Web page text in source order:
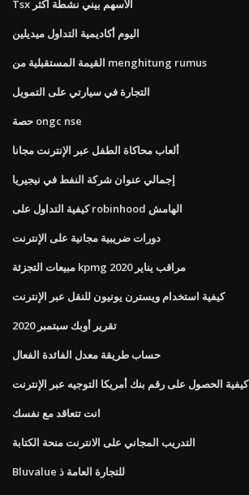
Tsx الأسهم بيني نشطة أكثر
اليوم أكاديمية التداول ميديلين
القيمة المستقبلية من menghitung rumus
التجارة في سيارتي على التمويل
حصة ongc nse
ألعاب محاكاة الطفل عبر الإنترنت مجانا
إجمالي عنوان شركة النفط في نيجيريا
كيفية التداول على robinhood الهامش
دورات ضريبية مجانية على الإنترنت
مبيعات التجزئة kpmg مراقب يناير 2020
كيفية استخدام ويسترن يونيون للنقل عبر الإنترنت
تقرير أوبك سبتمبر 2020
حساب طريقة معدل الفائدة الفعال
كيفية الحصول على رقم بنك أمريكا التوجيه عبر الإنترنت
انت تتعاقد مع نفسك
التدريب المجاني على الانترنت منحة الكتابة
Bluvalue للتجارة العامة ذ